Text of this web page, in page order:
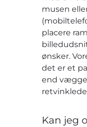
musen
placere
ønsker.
det er et
end
Kan jeg